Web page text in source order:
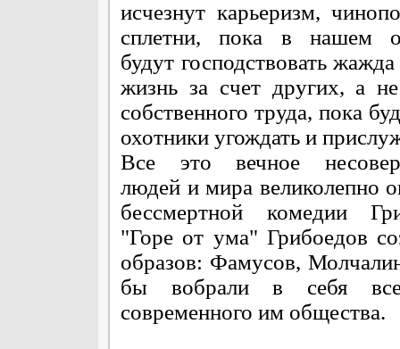
исчезнут карьеризм,
сплетни, пока в нашем
будут господствовать
жизнь за счет других, а
собственного труда, пока
охотники угождать и
Все это вечное
людей и мира великолепно
бессмертной комедии
"Горе от ума" Грибоедов
образов: Фамусов,
бы вобрали в себя все
современного им общества.